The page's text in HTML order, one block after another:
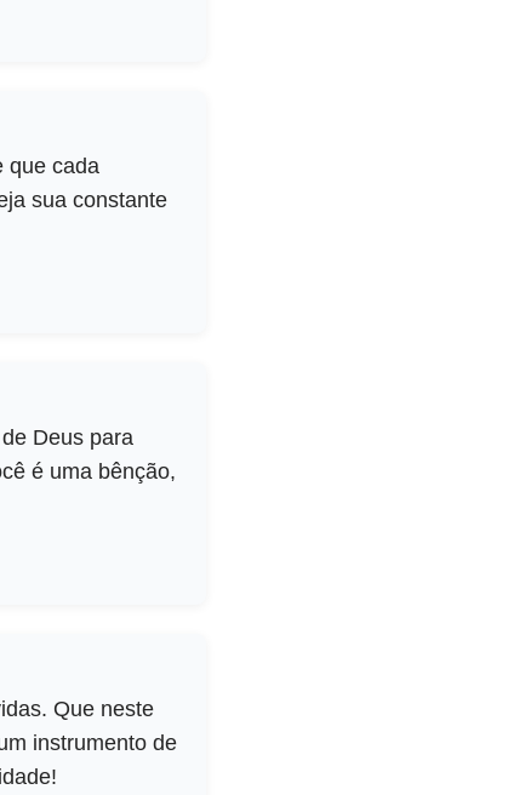
que cada
sua constante
Deus para
é uma bênção,
Que neste
instrumento de